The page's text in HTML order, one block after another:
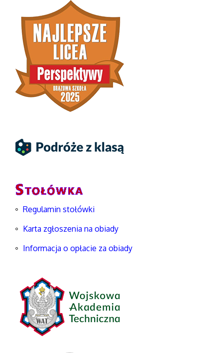
Regulamin stołówki
Karta zgłoszenia na obiady
Informacja o opłacie za obiady